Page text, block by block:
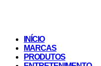
INÍCIO
MARCAS
PRODUTOS